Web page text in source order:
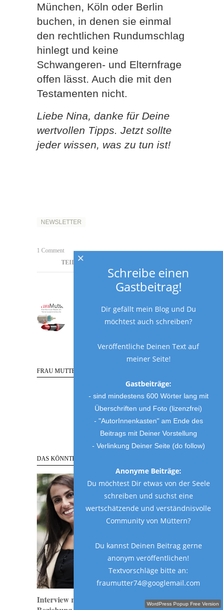
München, Köln oder Berlin
buchen, in denen sie einmal
den rechtlichen Rundumschlag
hinlegt und keine
Schwangeren- und Elternfrage
offen lässt. Auch die mit den
Testamenten nicht.
Liebe Nina, danke für Deine
wertvollen Tipps. Jetzt sollte
jeder wissen, was zu tun ist!
NEWSLETTER
1 Comment
TEILE DEN BEITRAG
Frau Mutter
FRAU MUTTER FOLGEN
DAS KÖNNTE AUCH INTERESSANT SEIN…
Interview mit Katia Saalfrank: „Lieber
Schreibe einen Gastbeitrag!
Schreibe einen
Gastbeitrag!
Dir gefällt mein Blog und Du
möchtest auch schreiben?
Veröffentliche Deinen Text auf
meiner Seite!
Gastbeiträge:
- sind mindestens 600 Wörter lang mit
Überschriften und Foto (lizenzfrei)
- "AutorInnenkasten" am Ende des
Beitrags mit Deiner Vorstellung
- Verlinkung Deiner Seite (do follow)
Anonyme Beiträge:
Du möchtest Dir etwas von der Seele
schreiben und suchst eine
wertschätzende und verständnisvolle
Community von Müttern?
Du kannst Deinen Beitrag gerne
anonym veröffentlichen!
Textvorschläge bitte an:
fraumutter74@googlemail.com
×
WordPress Popup Free Version